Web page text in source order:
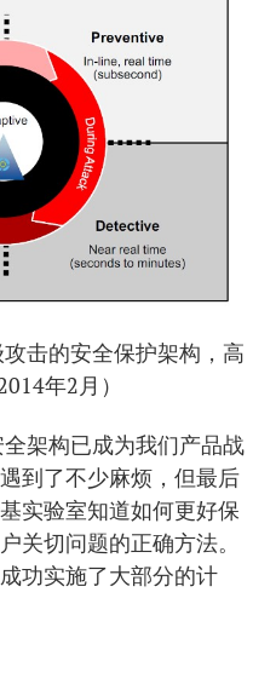
击的安全保护架构，高
年2月）
架构已成为我们产品战
到了不少麻烦，但最后
实验室知道如何更好保
关切问题的正确方法。
功实施了大部分的计